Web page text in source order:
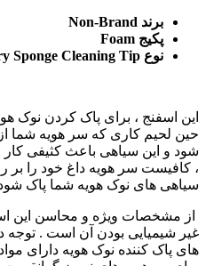
برند Non-Brand
پکیج Foam
نوع Refractory Sponge Cleaning Tip
این اسفنج ، برای پاک کردن نوک
حین لحیم کاری که سر هویه شما
شود و این سیاهی باعث کثیفی
، کافیست سر هویه داغ خود را بر
سیاهی های نوک هویه شما پاک
از مشخصات ویژه و محاسن این
غیر شیمیایی بودن آن است . توجه
های پاک کننده نوک هویه دارای